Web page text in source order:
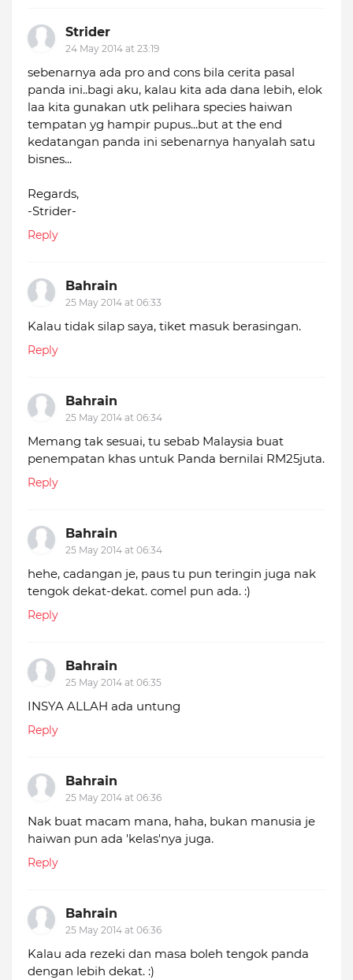
Strider
24 May 2014 at 23:19
sebenarnya ada pro and cons bila cerita pasal
panda ini..bagi aku, kalau kita ada dana lebih, elok
laa kita gunakan utk pelihara species haiwan
tempatan yg hampir pupus...but at the end
kedatangan panda ini sebenarnya hanyalah satu
bisnes...
Regards,
-Strider-
Reply
Bahrain
25 May 2014 at 06:33
Kalau tidak silap saya, tiket masuk berasingan.
Reply
Bahrain
25 May 2014 at 06:34
Memang tak sesuai, tu sebab Malaysia buat
penempatan khas untuk Panda bernilai RM25juta.
Reply
Bahrain
25 May 2014 at 06:34
hehe, cadangan je, paus tu pun teringin juga nak
tengok dekat-dekat. comel pun ada. :)
Reply
Bahrain
25 May 2014 at 06:35
INSYA ALLAH ada untung
Reply
Bahrain
25 May 2014 at 06:36
Nak buat macam mana, haha, bukan manusia je
haiwan pun ada 'kelas'nya juga.
Reply
Bahrain
25 May 2014 at 06:36
Kalau ada rezeki dan masa boleh tengok panda
dengan lebih dekat. :)